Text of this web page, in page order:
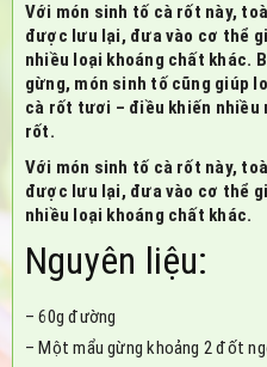
Với món sinh tố cà rốt này,
được lưu lại, đưa vào cơ thể
nhiều loại khoáng chất khác.
gừng, món sinh tố cũng giúp
cà rốt tươi – điều khiến nhiều
rốt.
Với món sinh tố cà rốt này,
được lưu lại, đưa vào cơ thể
nhiều loại khoáng chất khác.
Nguyên liệu:
– 60g đường
– Một mẩu gừng khoảng 2 đốt